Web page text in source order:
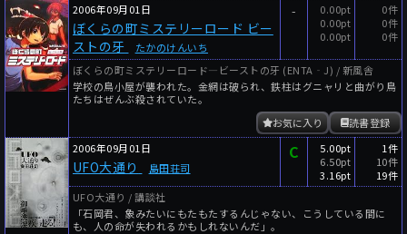
2006年09月01日
ぼくらの町ミステリーロード ビー
ストの牙
たかのけんいち
-
0.00pt
0.00pt
0.00pt
0件
0件
0件
ぼくらの町ミステリーロード―ビーストの牙 (ENTA‐J) / 新風舎
学校の鳥小屋が襲われた。金網は破られ、鉄柱はグニャリと曲がり鳥
たちはぜんぶ殺されていた。
読書登録
お気に入り
2006年09月01日
UFO大通り 島田荘司
C
5.00pt
6.50pt
3.16pt
1件
10件
19件
UFO大通り / 講談社
「石岡君、象みたいにもたもたするんじゃない、こうしている間に
も、人の命が失われるかもしれないんだ」。